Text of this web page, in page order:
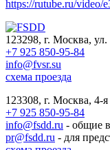
https://rutube.ru/video/
123298, г. Москва,
+7 925 850-95-84
info@fvsr.su
схема проезда
123308, г. Москва, 4-
+7 925 850-95-84
info@fsdd.ru - общие
pr@fsdd.ru - для